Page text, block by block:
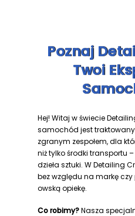
Poznaj
Twoi
Hej! Witaj w świecie
samochód jest
zgranym zespołem, dla
niż tylko środki transportu
dzieła sztuki. W Detailing
bez względu na markę czy
owską opiekę.
Co robimy?Nasza